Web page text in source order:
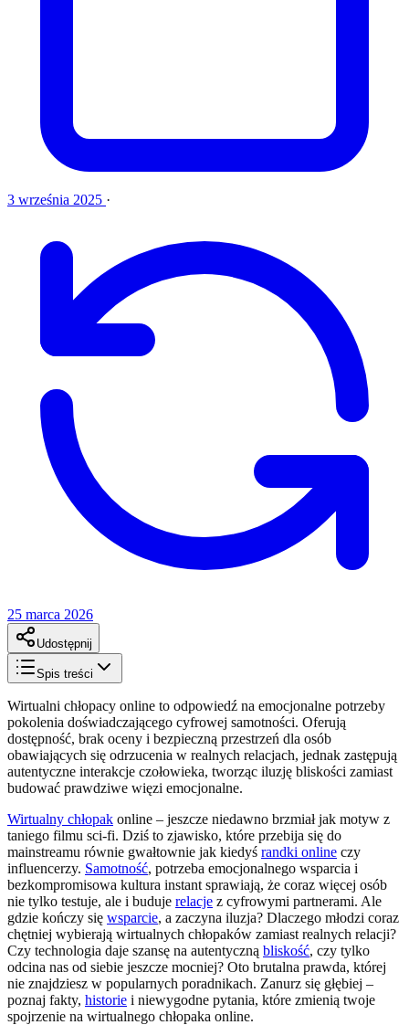
3 września 2025 ·
25 marca 2026
Udostępnij
Spis treści
Wirtualni chłopacy online to odpowiedź na emocjonalne potrzeby
pokolenia doświadczającego cyfrowej samotności. Oferują
dostępność, brak oceny i bezpieczną przestrzeń dla osób
obawiających się odrzucenia w realnych relacjach, jednak zastępują
autentyczne interakcje czołowieka, tworząc iluzję bliskości zamiast
budować prawdziwe więzi emocjonalne.
Wirtualny chłopak online – jeszcze niedawno brzmiał jak motyw z
taniego filmu sci-fi. Dziś to zjawisko, które przebija się do
mainstreamu równie gwałtownie jak kiedyś randki online czy
influencerzy. Samotność, potrzeba emocjonalnego wsparcia i
bezkompromisowa kultura instant sprawiają, że coraz więcej osób
nie tylko testuje, ale i buduje relacje z cyfrowymi partnerami. Ale
gdzie kończy się wsparcie, a zaczyna iluzja? Dlaczego młodzi coraz
chętniej wybierają wirtualnych chłopaków zamiast realnych relacji?
Czy technologia daje szansę na autentyczną bliskość, czy tylko
odcina nas od siebie jeszcze mocniej? Oto brutalna prawda, której
nie znajdziesz w popularnych poradnikach. Zanurz się głębiej –
poznaj fakty, historie i niewygodne pytania, które zmienią twoje
spojrzenie na wirtualnego chłopaka online.